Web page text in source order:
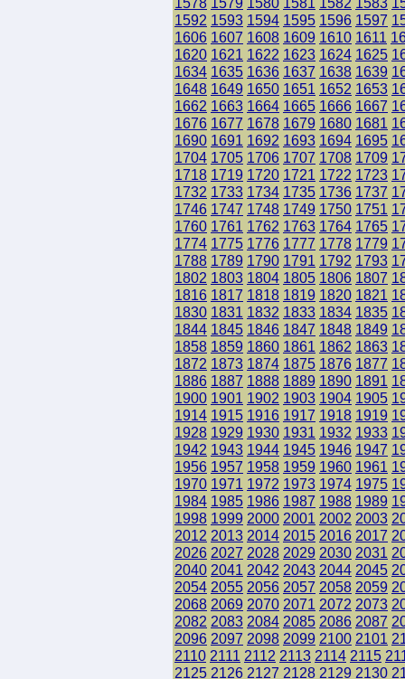
1592 1593 1594 1595 1596 1597
1606 1607 1608 1609 1610 1611
1620 1621 1622 1623 1624 1625
1634 1635 1636 1637 1638 1639
1648 1649 1650 1651 1652 1653
1662 1663 1664 1665 1666 1667
1676 1677 1678 1679 1680 1681
1690 1691 1692 1693 1694 1695
1704 1705 1706 1707 1708 1709
1718 1719 1720 1721 1722 1723
1732 1733 1734 1735 1736 1737
1746 1747 1748 1749 1750 1751
1760 1761 1762 1763 1764 1765
1774 1775 1776 1777 1778 1779
1788 1789 1790 1791 1792 1793
1802 1803 1804 1805 1806 1807
1816 1817 1818 1819 1820 1821
1830 1831 1832 1833 1834 1835
1844 1845 1846 1847 1848 1849
1858 1859 1860 1861 1862 1863
1872 1873 1874 1875 1876 1877
1886 1887 1888 1889 1890 1891
1900 1901 1902 1903 1904 1905
1914 1915 1916 1917 1918 1919
1928 1929 1930 1931 1932 1933
1942 1943 1944 1945 1946 1947
1956 1957 1958 1959 1960 1961
1970 1971 1972 1973 1974 1975
1984 1985 1986 1987 1988 1989
1998 1999 2000 2001 2002 2003
2012 2013 2014 2015 2016 2017
2026 2027 2028 2029 2030 2031
2040 2041 2042 2043 2044 2045
2054 2055 2056 2057 2058 2059
2068 2069 2070 2071 2072 2073
2082 2083 2084 2085 2086 2087
2096 2097 2098 2099 2100 2101
2110 2111 2112 2113 2114 2115
2125 2126 2127 2128 2129 2130